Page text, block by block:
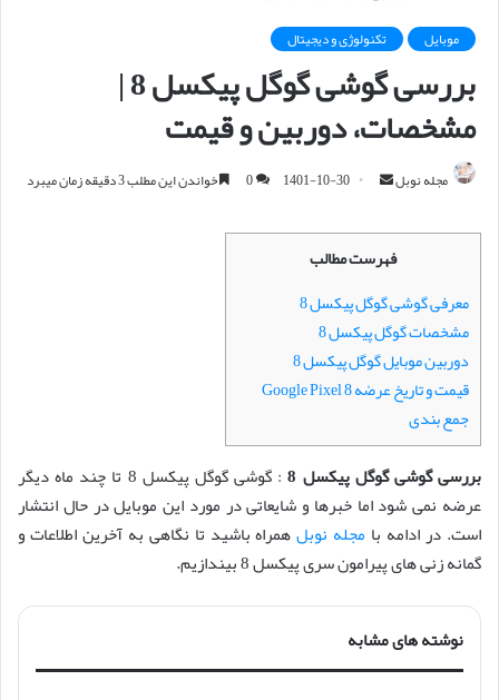
موبایل تکنولوژی و دیجیتال
بررسی گوشی گوگل پیکسل 8 |
مشخصات، دوربین و قیمت
مجله نوبل
س
ا
ا
ی
م
ی
1401-10-30
0 خواندن این مطلب 3 دقیقه زمان میبرد
فهرست مطالب
معرفی گوشی گوگل پیکسل 8
مشخصات گوگل پیکسل 8
دوربین موبایل گوگل پیکسل 8
قیمت و تاریخ عرضه Google Pixel 8
جمع بندی
بررسی گوشی گوگل پیکسل 8
: گوشی گوگل پیکسل 8 تا چند ماه دیگر
عرضه نمی شود اما خبرها و شایعاتی در مورد این موبایل در حال انتشار
است. در ادامه با مجله نوبلهمراه باشید تا نگاهی به آخرین اطلاعات و
گمانه زنی های پیرامون سری پیکسل 8 بیندازیم.
نوشته های مشابه